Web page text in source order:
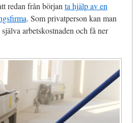
redan från börjanta hjälp av en
. Som privatperson kan man
arbetskostnaden och få ner